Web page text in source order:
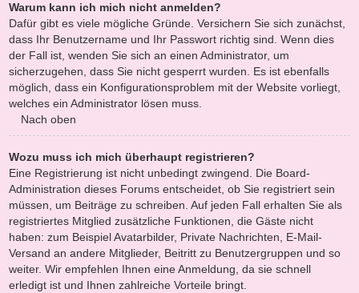
Warum kann ich mich nicht anmelden?
Dafür gibt es viele mögliche Gründe. Versichern Sie sich zunächst,
dass Ihr Benutzername und Ihr Passwort richtig sind. Wenn dies
der Fall ist, wenden Sie sich an einen Administrator, um
sicherzugehen, dass Sie nicht gesperrt wurden. Es ist ebenfalls
möglich, dass ein Konfigurationsproblem mit der Website vorliegt,
welches ein Administrator lösen muss.
Nach oben
Wozu muss ich mich überhaupt registrieren?
Eine Registrierung ist nicht unbedingt zwingend. Die Board-
Administration dieses Forums entscheidet, ob Sie registriert sein
müssen, um Beiträge zu schreiben. Auf jeden Fall erhalten Sie als
registriertes Mitglied zusätzliche Funktionen, die Gäste nicht
haben: zum Beispiel Avatarbilder, Private Nachrichten, E-Mail-
Versand an andere Mitglieder, Beitritt zu Benutzergruppen und so
weiter. Wir empfehlen Ihnen eine Anmeldung, da sie schnell
erledigt ist und Ihnen zahlreiche Vorteile bringt.